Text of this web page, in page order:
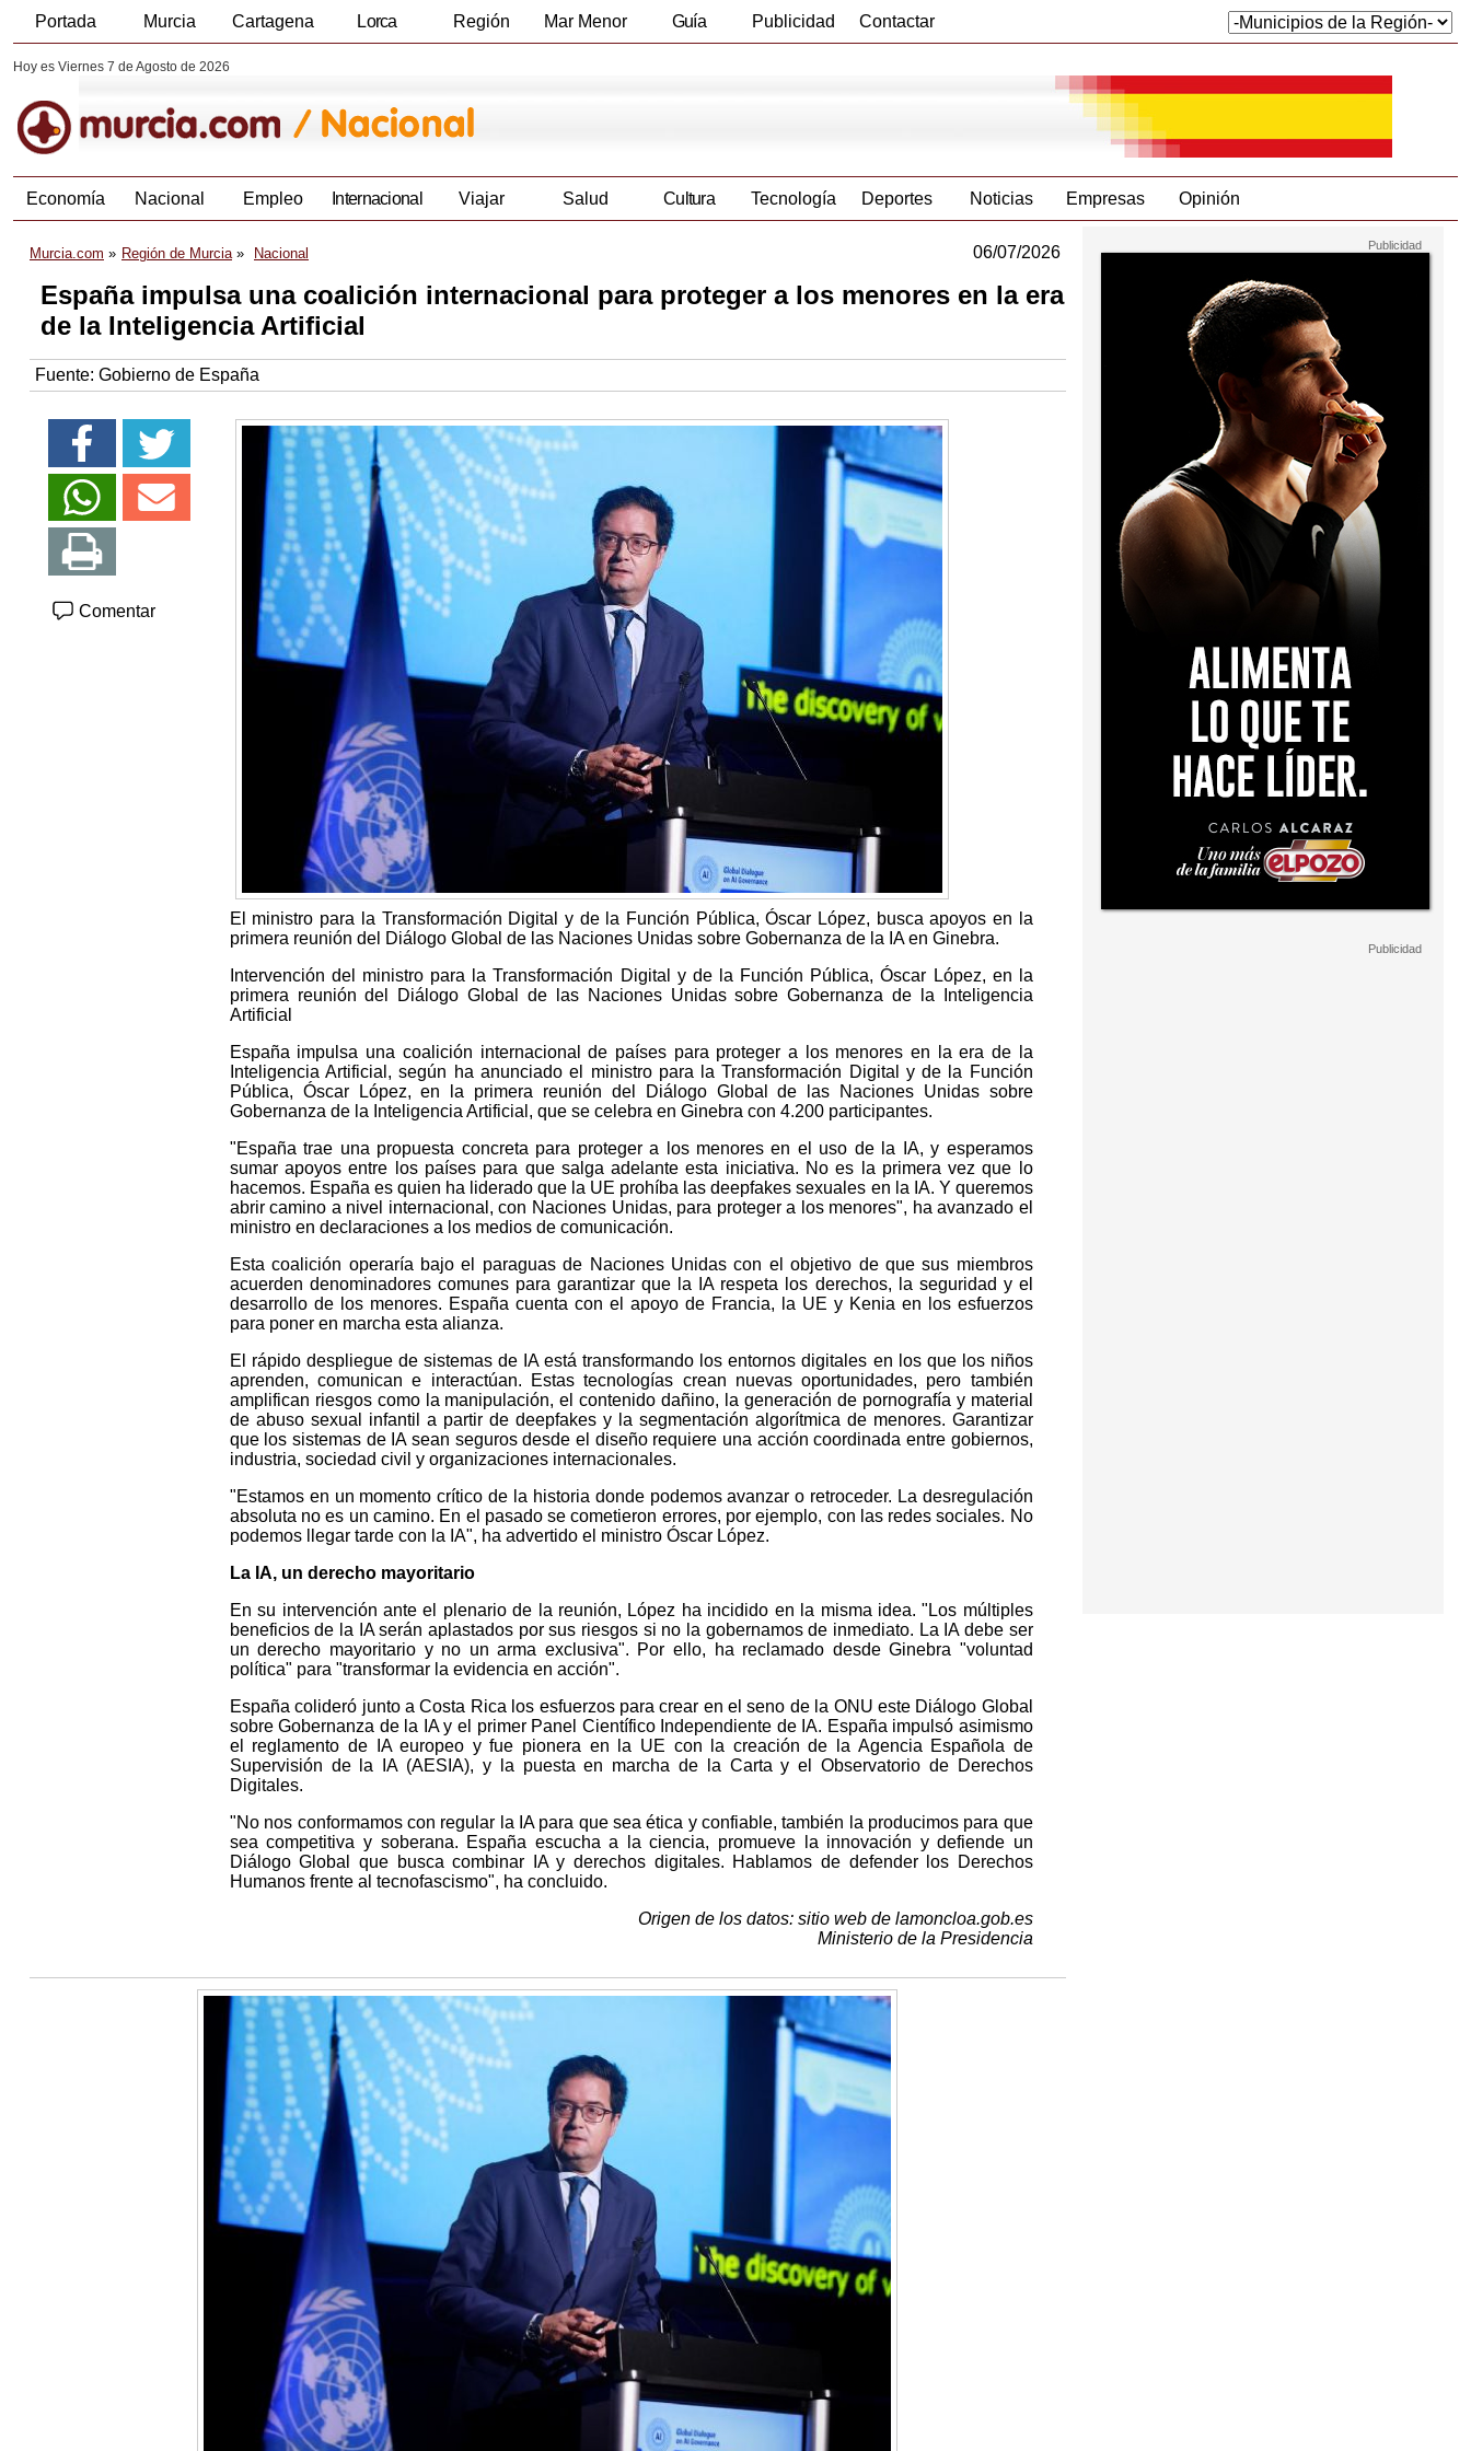
Portada Murcia Cartagena Lorca Región Mar Menor Guía Publicidad Contactar
Hoy es Viernes 7 de Agosto de 2026
Economía Nacional Empleo Internacional Viajar Salud Cultura Tecnología Deportes Noticias Empresas Opinión
Murcia.com Región de Murcia Nacional 06/07/2026
España impulsa una coalición internacional para proteger a los menores en la era
de la Inteligencia Artificial
Fuente: Gobierno de España
Comentar
El ministro para la Transformación Digital y de la Función Pública, Óscar López, busca apoyos en la
primera reunión del Diálogo Global de las Naciones Unidas sobre Gobernanza de la IA en Ginebra.
Intervención del ministro para la Transformación Digital y de la Función Pública, Óscar López, en la
primera reunión del Diálogo Global de las Naciones Unidas sobre Gobernanza de la Inteligencia
Artificial
España impulsa una coalición internacional de países para proteger a los menores en la era de la
Inteligencia Artificial, según ha anunciado el ministro para la Transformación Digital y de la Función
Pública, Óscar López, en la primera reunión del Diálogo Global de las Naciones Unidas sobre
Gobernanza de la Inteligencia Artificial, que se celebra en Ginebra con 4.200 participantes.
"España trae una propuesta concreta para proteger a los menores en el uso de la IA, y esperamos
sumar apoyos entre los países para que salga adelante esta iniciativa. No es la primera vez que lo
hacemos. España es quien ha liderado que la UE prohíba las deepfakes sexuales en la IA. Y queremos
abrir camino a nivel internacional, con Naciones Unidas, para proteger a los menores", ha avanzado el
ministro en declaraciones a los medios de comunicación.
Esta coalición operaría bajo el paraguas de Naciones Unidas con el objetivo de que sus miembros
acuerden denominadores comunes para garantizar que la IA respeta los derechos, la seguridad y el
desarrollo de los menores. España cuenta con el apoyo de Francia, la UE y Kenia en los esfuerzos
para poner en marcha esta alianza.
El rápido despliegue de sistemas de IA está transformando los entornos digitales en los que los niños
aprenden, comunican e interactúan. Estas tecnologías crean nuevas oportunidades, pero también
amplifican riesgos como la manipulación, el contenido dañino, la generación de pornografía y material
de abuso sexual infantil a partir de deepfakes y la segmentación algorítmica de menores. Garantizar
que los sistemas de IA sean seguros desde el diseño requiere una acción coordinada entre gobiernos,
industria, sociedad civil y organizaciones internacionales.
"Estamos en un momento crítico de la historia donde podemos avanzar o retroceder. La desregulación
absoluta no es un camino. En el pasado se cometieron errores, por ejemplo, con las redes sociales. No
podemos llegar tarde con la IA", ha advertido el ministro Óscar López.
La IA, un derecho mayoritario
En su intervención ante el plenario de la reunión, López ha incidido en la misma idea. "Los múltiples
beneficios de la IA serán aplastados por sus riesgos si no la gobernamos de inmediato. La IA debe ser
un derecho mayoritario y no un arma exclusiva". Por ello, ha reclamado desde Ginebra "voluntad
política" para "transformar la evidencia en acción".
España colideró junto a Costa Rica los esfuerzos para crear en el seno de la ONU este Diálogo Global
sobre Gobernanza de la IA y el primer Panel Científico Independiente de IA. España impulsó asimismo
el reglamento de IA europeo y fue pionera en la UE con la creación de la Agencia Española de
Supervisión de la IA (AESIA), y la puesta en marcha de la Carta y el Observatorio de Derechos
Digitales.
"No nos conformamos con regular la IA para que sea ética y confiable, también la producimos para que
sea competitiva y soberana. España escucha a la ciencia, promueve la innovación y defiende un
Diálogo Global que busca combinar IA y derechos digitales. Hablamos de defender los Derechos
Humanos frente al tecnofascismo", ha concluido.
Origen de los datos: sitio web de lamoncloa.gob.es
Ministerio de la Presidencia